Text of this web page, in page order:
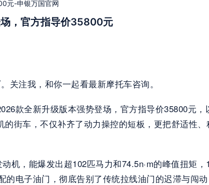
元-申银万国官网
，官方指导价35800元
关注我，和你一起看最新摩托车咨询。
款全新升级版本强势登场，官方指导价35800元
街车，不仅补齐了动力操控的短板，更把舒适性
，能爆发出超102匹马力和74.5n·m的峰值扭矩
电子油门，彻底告别了传统拉线油门的迟滞与闯